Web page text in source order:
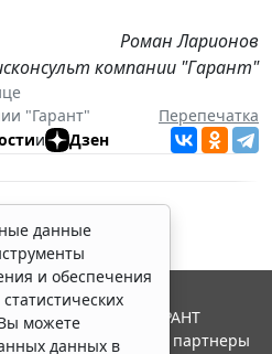
Роман Ларионов
компании "Гарант"
"Гарант"
Перепечатка
и Дзен
данные
и обеспечения
можете
данных в
2026. Система ГАРАНТ
"Гарант" и ее партнеры